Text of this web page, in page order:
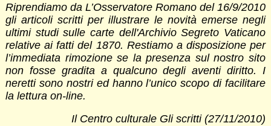
Riprendiamo da L’Osservatore Romano del 16/9/2010
gli articoli scritti per illustrare le novità emerse negli
ultimi studi sulle carte dell'Archivio Segreto Vaticano
relative ai fatti del 1870. Restiamo a disposizione per
l’immediata rimozione se la presenza sul nostro sito
non fosse gradita a qualcuno degli aventi diritto. I
neretti sono nostri ed hanno l’unico scopo di facilitare
la lettura on-line.
Il Centro culturale Gli scritti (27/11/2010)